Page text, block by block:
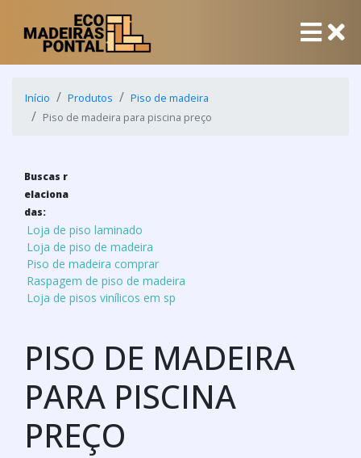
Início Produtos
Piso de madeira
Piso de madeira para piscina preço
Buscas r
elaciona
das:
Loja de piso laminado
Loja de piso de madeira
Piso de madeira comprar
Raspagem de piso de madeira
Loja de pisos vinílicos em sp
PISO DE MADEIRA
PARA PISCINA
PREÇO